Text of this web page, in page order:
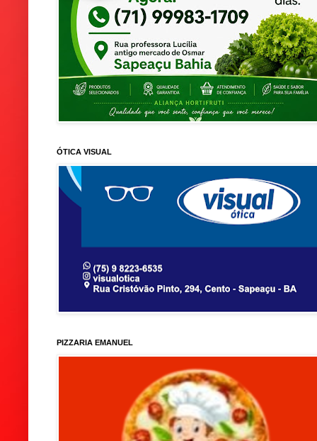
ÓTICA VISUAL
PIZZARIA EMANUEL